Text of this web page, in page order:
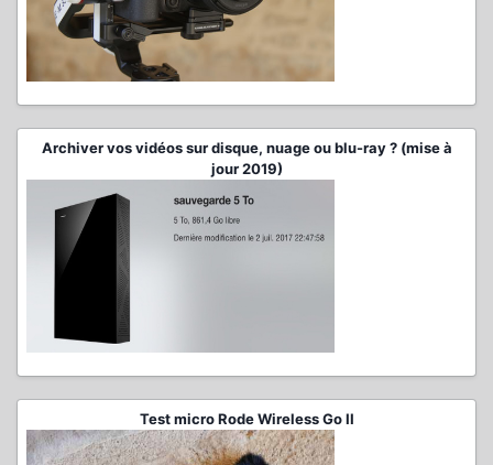
Archiver vos vidéos sur disque, nuage ou blu-ray ? (mise à
jour 2019)
Test micro Rode Wireless Go II